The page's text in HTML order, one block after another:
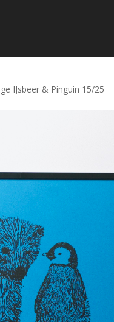
IJsbeer & Pinguin 15/25